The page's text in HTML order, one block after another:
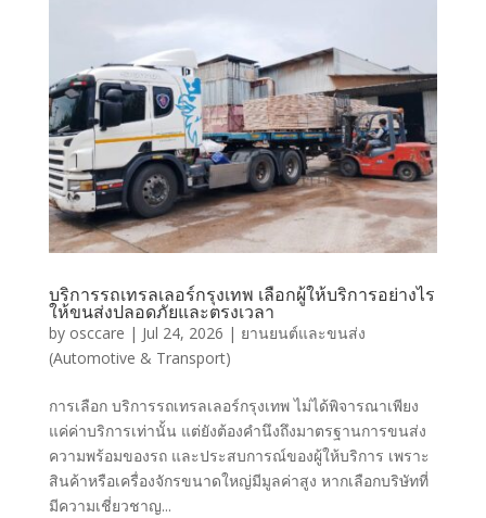
บริการรถเทรลเลอร์กรุงเทพ เลือกผู้ให้บริการอย่างไร
ให้ขนส่งปลอดภัยและตรงเวลา
by osccare | Jul 24, 2026 | ยานยนต์และขนส่ง
(Automotive & Transport)
การเลือก บริการรถเทรลเลอร์กรุงเทพ ไม่ได้พิจารณาเพียง
แค่ค่าบริการเท่านั้น แต่ยังต้องคำนึงถึงมาตรฐานการขนส่ง
ความพร้อมของรถ และประสบการณ์ของผู้ให้บริการ เพราะ
สินค้าหรือเครื่องจักรขนาดใหญ่มีมูลค่าสูง หากเลือกบริษัทที่
มีความเชี่ยวชาญ...